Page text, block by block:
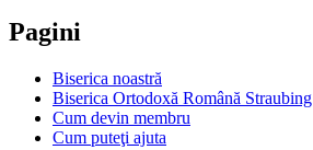
Pagini
Biserica noastră
Biserica Ortodoxă Română Straubing
Cum devin membru
Cum puteţi ajuta